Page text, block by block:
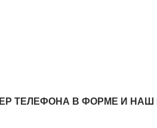
ТЕЛЕФОНА В ФОРМЕ И